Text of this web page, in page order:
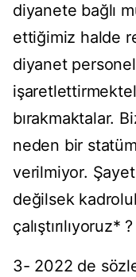
diyanete bağlı
ettiğimiz halde
diyanet
bırakmaktalar.
neden bir
verilmiyor.
değilsek
çalıştırılıyoruz* ?
3- 2022 de